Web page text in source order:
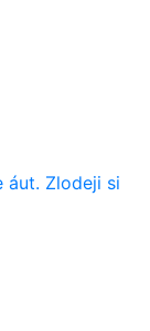
áut. Zlodeji si